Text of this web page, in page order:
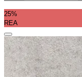
25%
REA